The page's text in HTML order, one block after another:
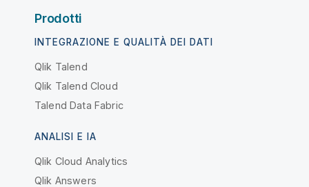
Prodotti
INTEGRAZIONE E QUALITÀ DEI DATI
Qlik Talend
Qlik Talend Cloud
Talend Data Fabric
ANALISI E IA
Qlik Cloud Analytics
Qlik Answers